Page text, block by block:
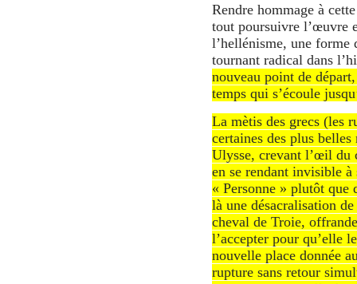
Rendre hommage à
tout poursuivre l’œuvre
l’hellénisme, une forme
tournant radical dans
nouveau point de
temps qui s’écoule
La mètis des grecs (les
certaines des plus
Ulysse, crevant l’œil du
en se rendant invisible à
« Personne » plutôt que
là une désacralisation
cheval de Troie,
l’accepter pour qu’elle
nouvelle place donnée
rupture sans retour